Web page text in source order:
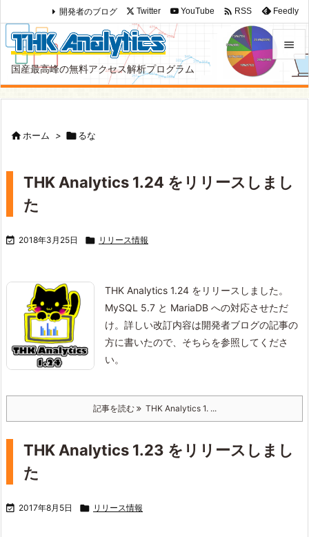
国産最高峰の無料アクセス解析プログラム


メニュ

開発者のブログ Twitter YouTube  RSS Feedly
ホーム > るな
THK Analytics 1.24 をリリースしまし
た
 2018年3月25日  リリース情報
THK Analytics 1.24 をリリースしました。
MySQL 5.7 と MariaDB への対応させただ
け。 詳しい改訂内容は開発者ブログの記事の
方に書いたので、そちらを参照してくださ
い。
記事を読む THK Analytics 1. ...
THK Analytics 1.23 をリリースしまし
た
 2017年8月5日  リリース情報